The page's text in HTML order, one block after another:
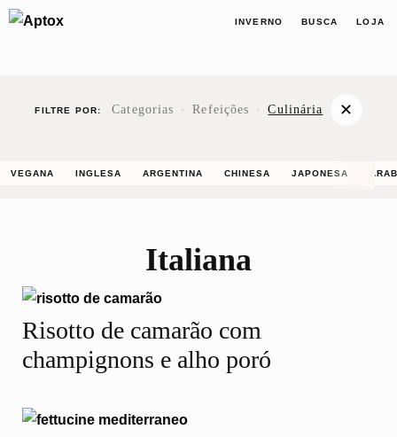
INVERNO BUSCA LOJA
FILTRE POR: Categorias · Refeições · Culinária ✕
VEGANA INGLESA ARGENTINA CHINESA JAPONESA
Italiana
Risotto de camarão com
champignons e alho poró